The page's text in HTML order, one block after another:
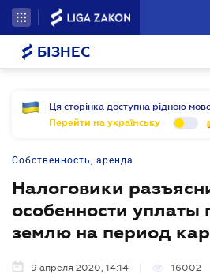
БІЗНЕС
Ця сторінка доступна рідною
Перейти на українську
Собственность, аренда
Налоговики
особенности уплаты
землю на период
9 апреля 2020, 14:14 16002